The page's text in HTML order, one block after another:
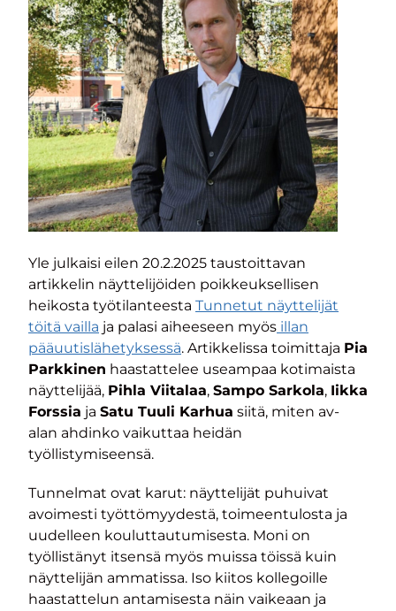
Yle julkaisi eilen 20.2.2025 taustoittavan
artikkelin näyttelijöiden poikkeuksellisen
heikosta työtilanteesta Tunnetut näyttelijät
töitä vailla ja palasi aiheeseen myös illan
pääuutislähetyksessä. Artikkelissa toimittaja Pia
Parkkinen haastattelee useampaa kotimaista
näyttelijää, Pihla Viitalaa, Sampo Sarkola, Iikka
Forssia ja Satu Tuuli Karhua siitä, miten av-
alan ahdinko vaikuttaa heidän
työllistymiseensä.
Tunnelmat ovat karut: näyttelijät puhuivat
avoimesti työttömyydestä, toimeentulosta ja
uudelleen kouluttautumisesta. Moni on
työllistänyt itsensä myös muissa töissä kuin
näyttelijän ammatissa. Iso kiitos kollegoille
haastattelun antamisesta näin vaikeaan ja